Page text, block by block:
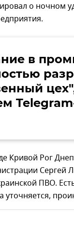
о ночном
в
Кривой Рог
Сергей
ПВО.
уточняется,